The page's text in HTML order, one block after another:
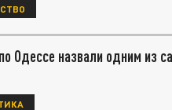
Одессе назвали одним из